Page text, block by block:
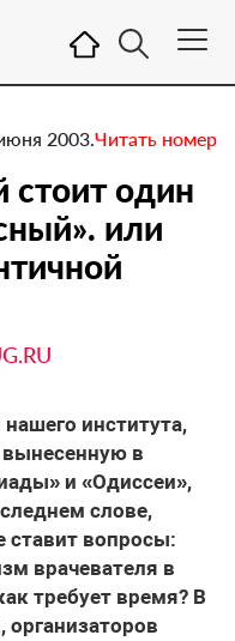
2003.Читать номер
стоит один
или
института,
в
и «Одиссеи»,
слове,
ставит вопросы:
врачевателя в
требует время? В
организаторов